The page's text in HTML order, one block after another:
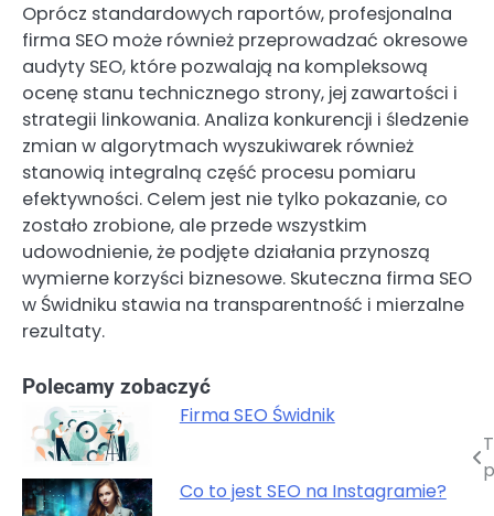
Oprócz standardowych raportów, profesjonalna
firma SEO może również przeprowadzać okresowe
audyty SEO, które pozwalają na kompleksową
ocenę stanu technicznego strony, jej zawartości i
strategii linkowania. Analiza konkurencji i śledzenie
zmian w algorytmach wyszukiwarek również
stanowią integralną część procesu pomiaru
efektywności. Celem jest nie tylko pokazanie, co
zostało zrobione, ale przede wszystkim
udowodnienie, że podjęte działania przynoszą
wymierne korzyści biznesowe. Skuteczna firma SEO
w Świdniku stawia na transparentność i mierzalne
rezultaty.
Polecamy zobaczyć
Firma SEO Świdnik
Co to jest SEO na Instagramie?
Nawigacja
wpisu